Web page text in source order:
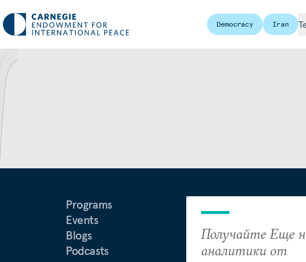
Democracy Iran
Programs
Events
Blogs
Podcasts
Получайте Еще
аналитики от